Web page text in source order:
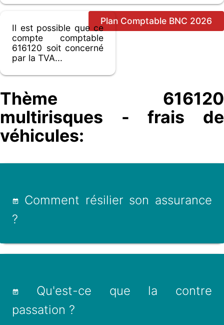
Plan Comptable BNC 2026
Il est possible que ce
compte comptable
616120 soit concerné
par la TVA...
Thème 616120
multirisques - frais de
véhicules:
Comment résilier son assurance
?
Qu'est-ce que la contre
passation ?